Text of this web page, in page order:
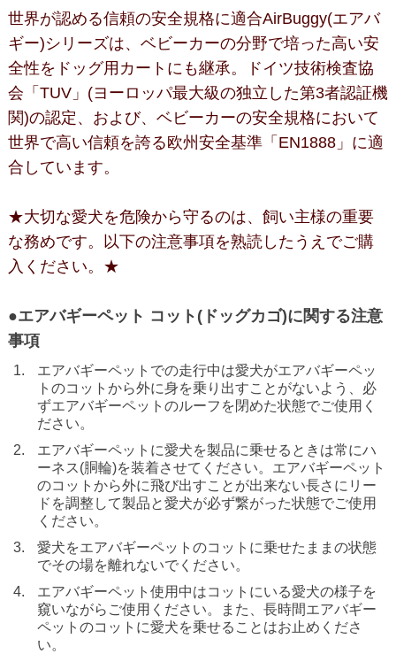
世界が認める信頼の安全規格に適合AirBuggy(エアバ
ギー)シリーズは、ベビーカーの分野で培った高い安
全性をドッグ用カートにも継承。ドイツ技術検査協
会「TUV」(ヨーロッパ最大級の独立した第3者認証機
関)の認定、および、ベビーカーの安全規格において
世界で高い信頼を誇る欧州安全基準「EN1888」に適
合しています。
★大切な愛犬を危険から守るのは、飼い主様の重要
な務めです。以下の注意事項を熟読したうえでご購
入ください。★
●エアバギーペット コット(ドッグカゴ)に関する注意
事項
エアバギーペットでの走行中は愛犬がエアバギーペッ
トのコットから外に身を乗り出すことがないよう、必
ずエアバギーペットのルーフを閉めた状態でご使用く
ださい。
エアバギーペットに愛犬を製品に乗せるときは常にハ
ーネス(胴輪)を装着させてください。エアバギーペット
のコットから外に飛び出すことが出来ない長さにリー
ドを調整して製品と愛犬が必ず繋がった状態でご使用
ください。
愛犬をエアバギーペットのコットに乗せたままの状態
でその場を離れないでください。
エアバギーペット使用中はコットにいる愛犬の様子を
窺いながらご使用ください。また、長時間エアバギー
ペットのコットに愛犬を乗せることはお止めくださ
い。